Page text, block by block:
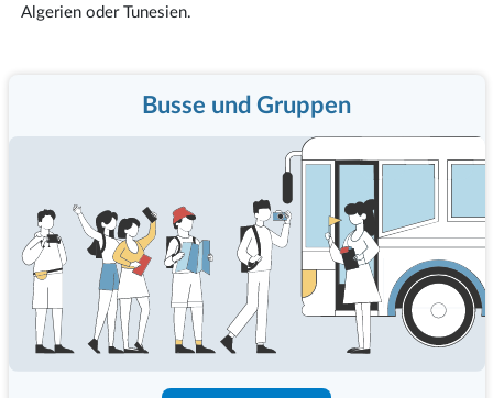
Algerien oder Tunesien.
Busse und Gruppen